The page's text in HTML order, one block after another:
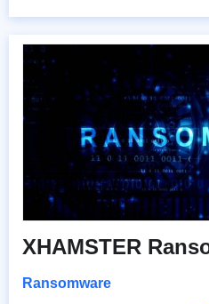
XHAMSTER
Ransomware